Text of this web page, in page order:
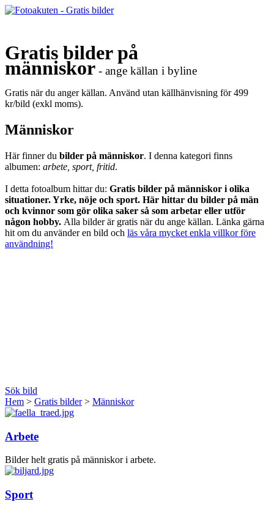
Gratis bilder på
människor - ange källan i byline
Gratis när du anger källan. Använd utan källhänvisning för 499
kr/bild (exkl moms).
Människor
Här finner du bilder på människor. I denna kategori finns
albumen: arbete, sport, fritid.
I detta fotoalbum hittar du: Gratis bilder på människor i olika
situationer. Yrke, nöje och sport. Här hittar du bilder på män
och kvinnor som gör olika saker så som arbetar eller utför
någon hobby. Alla bilder är gratis när du ange källan. Länka gärna
hit om du använder en bild och läs våra mycket enkla villkor före
användning!
Sök bild
Hem > Gratis bilder> Människor
Arbete
Bilder helt gratis på människor i arbete.
Sport